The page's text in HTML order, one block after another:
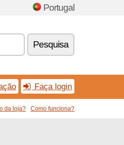
Portugal
Pesquisa
Faça login
da loja? Como funciona?